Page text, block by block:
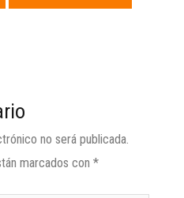
no será publicada.
marcados con *